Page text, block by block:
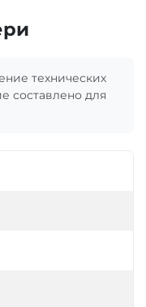
технических
составлено для